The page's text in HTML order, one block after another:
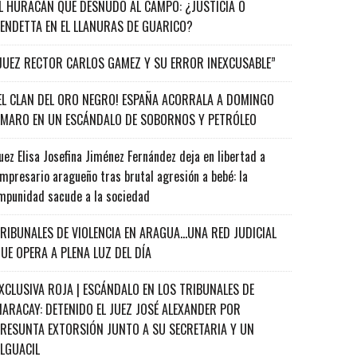
HURACÁN QUE DESNUDÓ AL CAMPO: ¿JUSTICIA O
EN EL LLANURAS DE GUARICO?
RECTOR CARLOS GAMEZ Y SU ERROR INEXCUSABLE”
CLAN DEL ORO NEGRO! ESPAÑA ACORRALA A DOMINGO
EN UN ESCÁNDALO DE SOBORNOS Y PETRÓLEO
Elisa Josefina Jiménez Fernández deja en libertad a
aragueño tras brutal agresión a bebé: la
sacude a la sociedad
DE VIOLENCIA EN ARAGUA…UNA RED JUDICIAL
OPERA A PLENA LUZ DEL DÍA
ROJA | ESCÁNDALO EN LOS TRIBUNALES DE
DETENIDO EL JUEZ JOSÉ ALEXANDER POR
EXTORSIÓN JUNTO A SU SECRETARIA Y UN